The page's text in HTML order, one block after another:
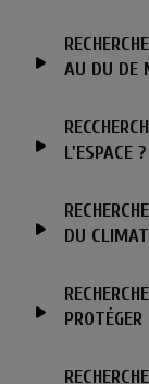
AU DU DE
L'ESPACE ?
DU CLIMAT